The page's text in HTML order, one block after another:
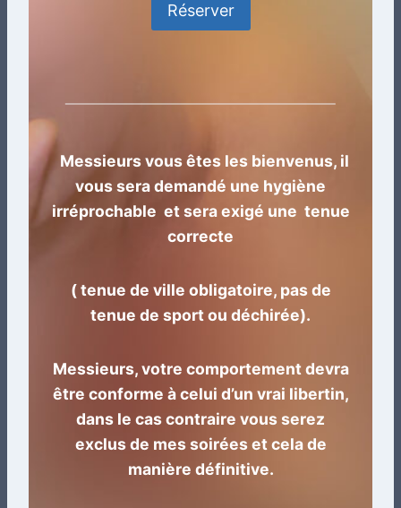
Réserver
Messieurs vous êtes les bienvenus, il
vous sera demandé une hygiène
irréprochable et sera exigé une tenue
correcte
( tenue de ville obligatoire, pas de
tenue de sport ou déchirée).
Messieurs, votre comportement devra
être conforme à celui d’un vrai libertin,
dans le cas contraire vous serez
exclus de mes soirées et cela de
manière définitive.